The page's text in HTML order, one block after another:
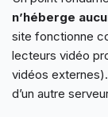
n’héberge
site fonctionne
lecteurs vidéo
vidéos
d’un autre